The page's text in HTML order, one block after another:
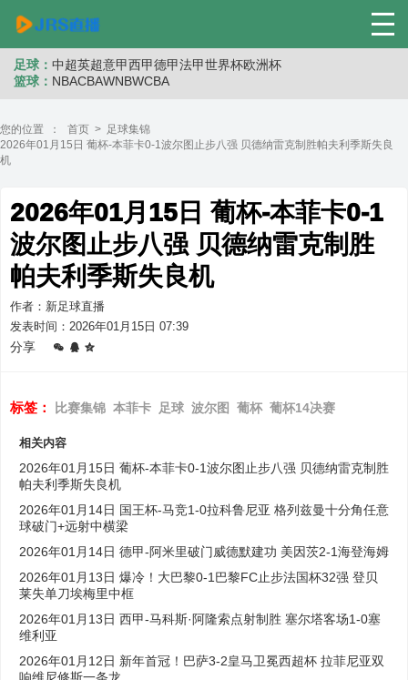
足球： 中超英超意甲西甲德甲法甲世界杯欧洲杯
篮球： NBACBAWNBWCBA
您的位置 ： 首页 > 足球集锦
2026年01月15日 葡杯-本菲卡0-1波尔图止步八强 贝德纳雷克制胜帕夫利季斯失良
机
2026年01月15日 葡杯-本菲卡0-1
波尔图止步八强 贝德纳雷克制胜
帕夫利季斯失良机
作者：新足球直播
发表时间：2026年01月15日 07:39
分享
标签： 比赛集锦 本菲卡 足球 波尔图 葡杯 葡杯14决赛
相关内容
2026年01月15日 葡杯-本菲卡0-1波尔图止步八强 贝德纳雷克制胜
帕夫利季斯失良机
2026年01月14日 国王杯-马竞1-0拉科鲁尼亚 格列兹曼十分角任意
球破门+远射中横梁
2026年01月14日 德甲-阿米里破门威德默建功 美因茨2-1海登海姆
2026年01月13日 爆冷！大巴黎0-1巴黎FC止步法国杯32强 登贝
莱失单刀埃梅里中框
2026年01月13日 西甲-马科斯·阿隆索点射制胜 塞尔塔客场1-0塞
维利亚
2026年01月12日 新年首冠！巴萨3-2皇马卫冕西超杯 拉菲尼亚双
响维尼修斯一条龙